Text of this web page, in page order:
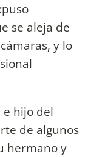
se aleja de
y lo
e hijo del
de algunos
hermano y